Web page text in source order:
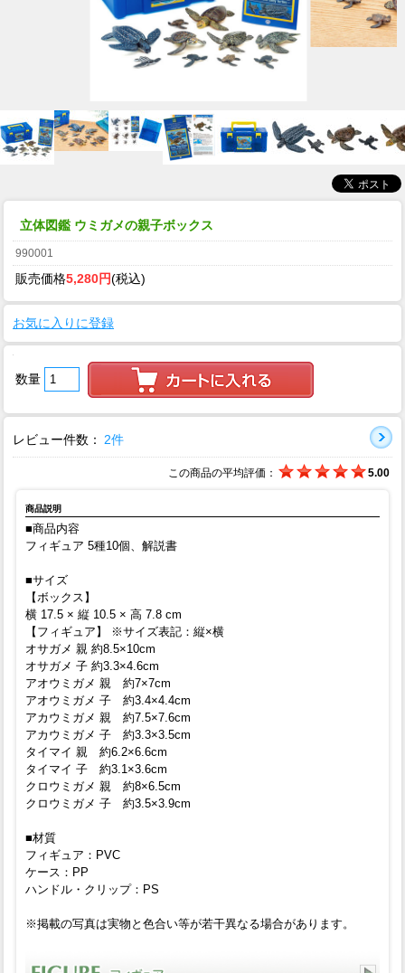
立体図鑑 ウミガメの親子ボックス
990001
販売価格5,280円(税込)
お気に入りに登録
数量
レビュー件数： 2件
この商品の平均評価： 5.00
商品説明
■商品内容
フィギュア 5種10個、解説書
■サイズ
【ボックス】
横 17.5 × 縦 10.5 × 高 7.8 cm
【フィギュア】 ※サイズ表記：縦×横
オサガメ 親 約8.5×10cm
オサガメ 子 約3.3×4.6cm
アオウミガメ 親 約7×7cm
アオウミガメ 子 約3.4×4.4cm
アカウミガメ 親 約7.5×7.6cm
アカウミガメ 子 約3.3×3.5cm
タイマイ 親 約6.2×6.6cm
タイマイ 子 約3.1×3.6cm
クロウミガメ 親 約8×6.5cm
クロウミガメ 子 約3.5×3.9cm
■材質
フィギュア：PVC
ケース：PP
ハンドル・クリップ：PS
※掲載の写真は実物と色合い等が若干異なる場合があります。